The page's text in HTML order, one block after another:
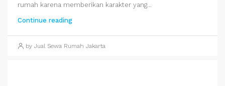
rumah karena memberikan karakter yang...
Continue reading
by Jual Sewa Rumah Jakarta